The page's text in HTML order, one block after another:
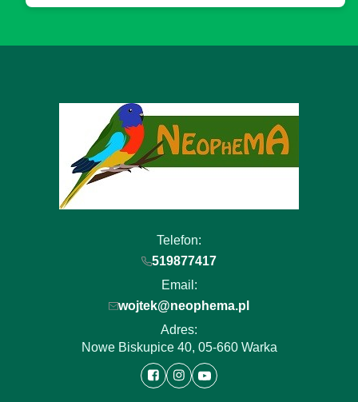
Telefon:
519877417
Email:
wojtek@neophema.pl
Adres:
Nowe Biskupice 40, 05-660 Warka